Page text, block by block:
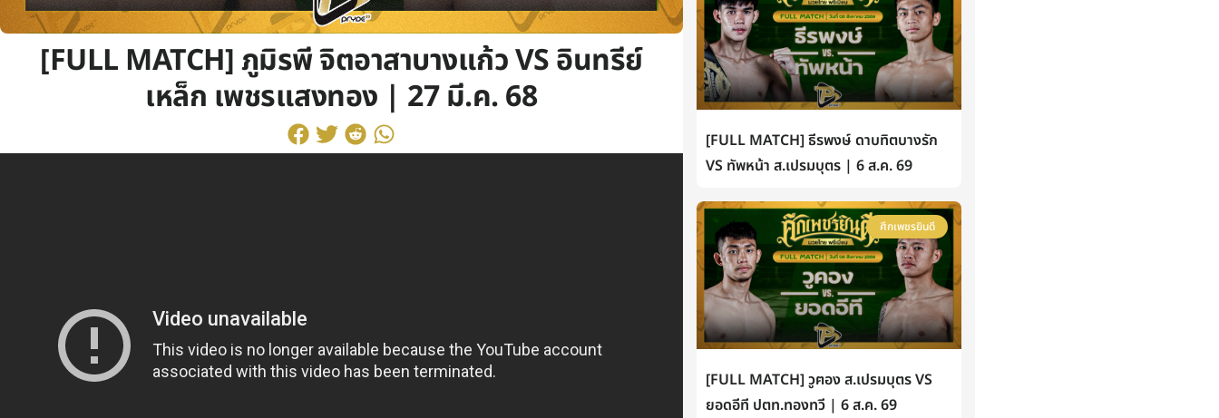
[FULL MATCH] ภูมิรพี จิตอาสาบางแก้ว VS อินทรีย์
เหล็ก เพชรแสงทอง | 27 มี.ค. 68
[FULL MATCH] ธีรพงษ์ ดาบทิตบางรัก
VS ทัพหน้า ส.เปรมบุตร | 6 ส.ค. 69
ศึกเพชรยินดี
[FULL MATCH] วูฅอง ส.เปรมบุตร VS
ยอดอีที ปตท.ทองทวี | 6 ส.ค. 69